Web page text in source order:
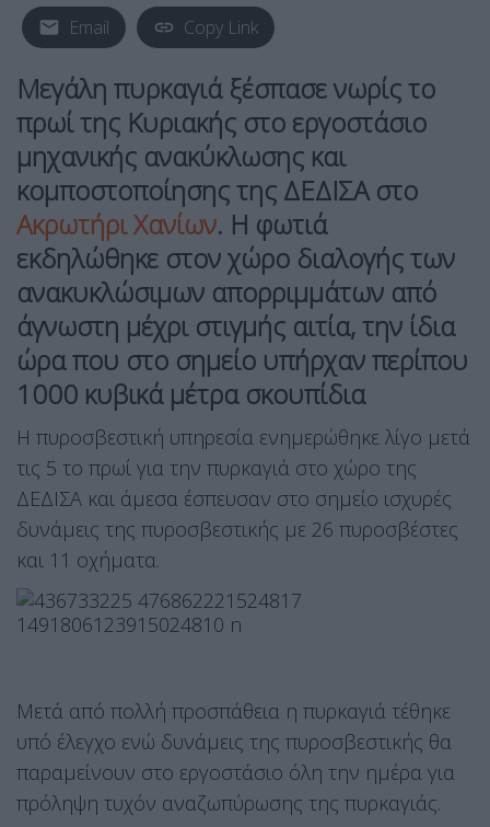
Email Copy Link
Μεγάλη πυρκαγιά ξέσπασε νωρίς το
πρωί της Κυριακής στο εργοστάσιο
μηχανικής ανακύκλωσης και
κομποστοποίησης της ΔΕΔΙΣΑ στο
Ακρωτήρι Χανίων. Η φωτιά
εκδηλώθηκε στον χώρο διαλογής των
ανακυκλώσιμων απορριμμάτων από
άγνωστη μέχρι στιγμής αιτία, την ίδια
ώρα που στο σημείο υπήρχαν περίπου
1000 κυβικά μέτρα σκουπίδια
Η πυροσβεστική υπηρεσία ενημερώθηκε λίγο μετά
τις 5 το πρωί για την πυρκαγιά στο χώρο της
ΔΕΔΙΣΑ και άμεσα έσπευσαν στο σημείο ισχυρές
δυνάμεις της πυροσβεστικής με 26 πυροσβέστες
και 11 οχήματα.
Μετά από πολλή προσπάθεια η πυρκαγιά τέθηκε
υπό έλεγχο ενώ δυνάμεις της πυροσβεστικής θα
παραμείνουν στο εργοστάσιο όλη την ημέρα για
πρόληψη τυχόν αναζωπύρωσης της πυρκαγιάς.